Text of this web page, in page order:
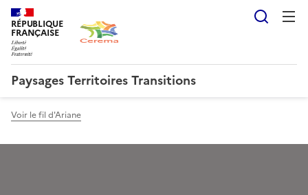
RÉPUBLIQUE
FRANÇAISE
Paysages Territoires Transitions
Voir le fil d'Ariane